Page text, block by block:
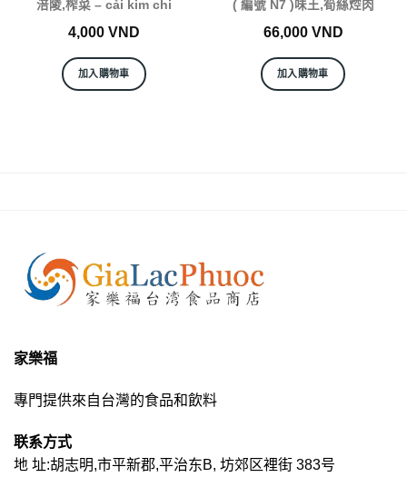
涪陵,榨菜 – cải kim chi
4,000 VND
加入購物車
( 編號 N7 )味王,筍絲焢肉
66,000 VND
加入購物車
家樂福
專門提供來自台灣的食品和飲料
联系方式
地 址:胡志明,市平新郡,平治东B, 坊郊区裡街 383号